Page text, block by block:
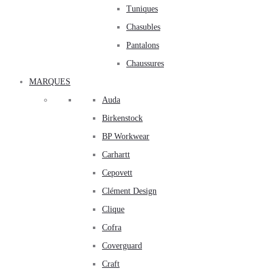
Tuniques
Chasubles
Pantalons
Chaussures
MARQUES
Auda
Birkenstock
BP Workwear
Carhartt
Cepovett
Clément Design
Clique
Cofra
Coverguard
Craft